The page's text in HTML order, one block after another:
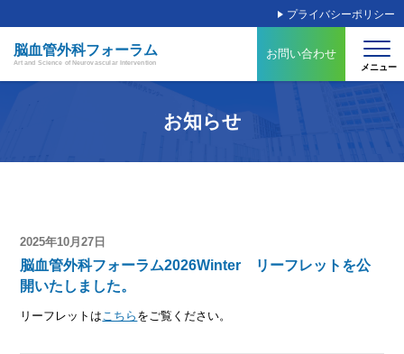
プライバシーポリシー
脳血管外科フォーラム
Art and Science of Neurovascular Intervention
お問い合わせ
お知らせ
2025年10月27日
脳血管外科フォーラム2026Winter リーフレットを公
開いたしました。
リーフレットはこちら をご覧ください。